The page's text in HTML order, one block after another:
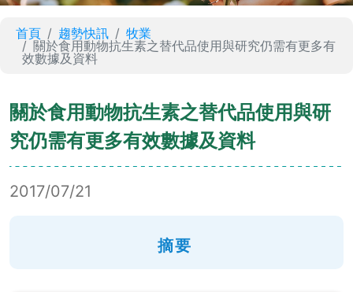
首頁 趨勢快訊
牧業
關於食用動物抗生素之替代品使用與研究仍需有更多有
效數據及資料
關於食用動物抗生素之替代品使用與研
究仍需有更多有效數據及資料
2017/07/21
摘要